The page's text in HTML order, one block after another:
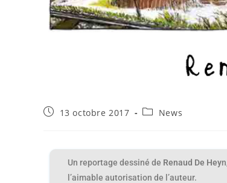
13 octobre 2017 News
Un reportage dessiné de Renaud De Hey
l’aimable autorisation de l’auteur.